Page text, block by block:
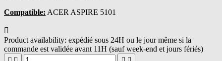
Compatible: ACER ASPIRE 5101

Product availability: expédié sous 24H ou le jour même si la
commande est validée avant 11H (sauf week-end et jours fériés)